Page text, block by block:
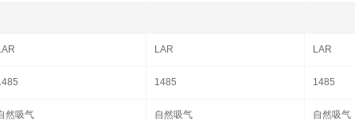
LAR LAR
1485 1485
然吸气 自然吸气 自然吸气